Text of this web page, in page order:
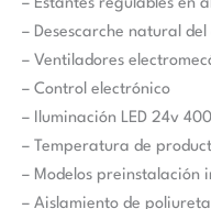
– Estantes regulables en
– Desescarche natural
– Ventiladores
– Control electrónico
– Iluminación LED 24v
– Temperatura de
– Modelos preinstalación
– Aislamiento de